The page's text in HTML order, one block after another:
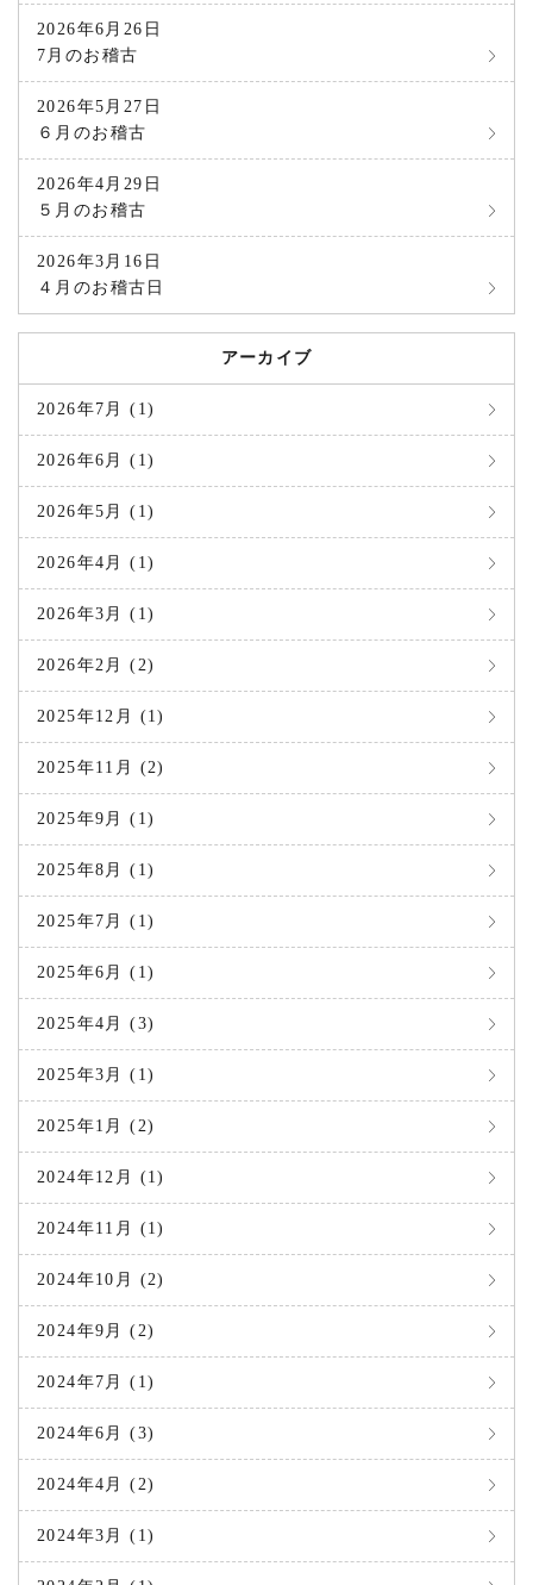
2026年6月26日
7月のお稽古
2026年5月27日
６月のお稽古
2026年4月29日
５月のお稽古
2026年3月16日
４月のお稽古日
アーカイブ
2026年7月 (1)
2026年6月 (1)
2026年5月 (1)
2026年4月 (1)
2026年3月 (1)
2026年2月 (2)
2025年12月 (1)
2025年11月 (2)
2025年9月 (1)
2025年8月 (1)
2025年7月 (1)
2025年6月 (1)
2025年4月 (3)
2025年3月 (1)
2025年1月 (2)
2024年12月 (1)
2024年11月 (1)
2024年10月 (2)
2024年9月 (2)
2024年7月 (1)
2024年6月 (3)
2024年4月 (2)
2024年3月 (1)